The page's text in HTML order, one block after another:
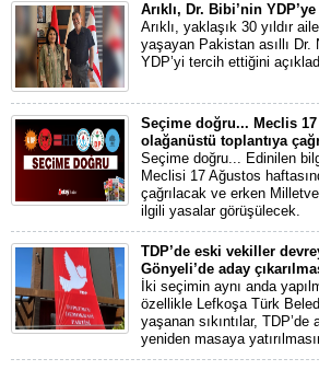
Arıklı, Dr. Bibi’nin
Arıklı, yaklaşık 30 yıldır
yaşayan Pakistan asıllı Dr.
YDP’yi tercih ettiğini
Seçime doğru... Meclis
olağanüstü toplantıya
Seçime doğru... Edinilen
Meclisi 17 Ağustos
çağrılacak ve erken
ilgili yasalar görüşülecek.
TDP’de eski vekiller
Gönyeli’de aday
İki seçimin aynı anda
özellikle Lefkoşa Türk
yaşanan sıkıntılar,
yeniden masaya